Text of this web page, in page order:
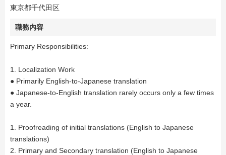
東京都千代田区
職務内容
Primary Responsibilities:
1. Localization Work
● Primarily English-to-Japanese translation
● Japanese-to-English translation rarely occurs only a few times
a year.
1. Proofreading of initial translations (English to Japanese
translations)
2. Primary and Secondary translation (English to Japanese